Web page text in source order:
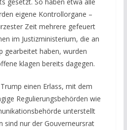
eigene Kontrollorgane –
Zeit mehrere gefeuert
im Justizministerium, die an
gearbeitet haben, wurden
klagen bereits dagegen.
einen Erlass, mit dem
Regulierungsbehörden wie
unterstellt
sind nur der Gouverneursrat